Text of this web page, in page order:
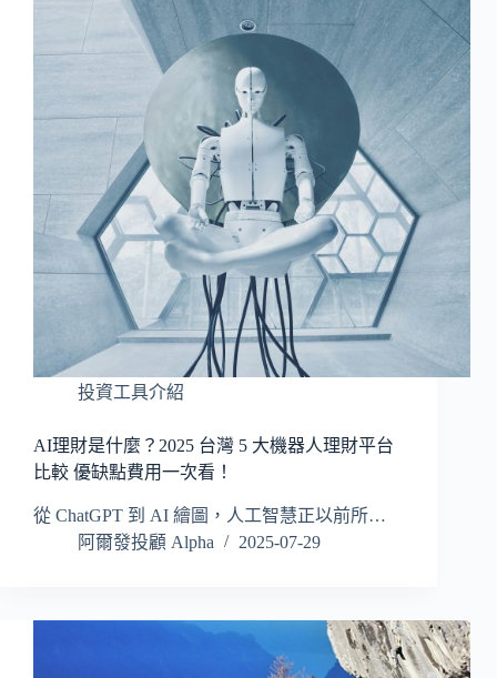
投資工具介紹
AI理財是什麼？2025 台灣 5 大機器人理財平台
比較 優缺點費用一次看！
從 ChatGPT 到 AI 繪圖，人工智慧正以前所…
阿爾發投顧 Alpha
2025-07-29